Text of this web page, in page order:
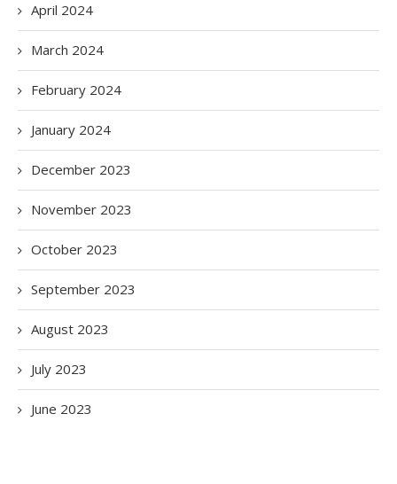
April 2024
March 2024
February 2024
January 2024
December 2023
November 2023
October 2023
September 2023
August 2023
July 2023
June 2023